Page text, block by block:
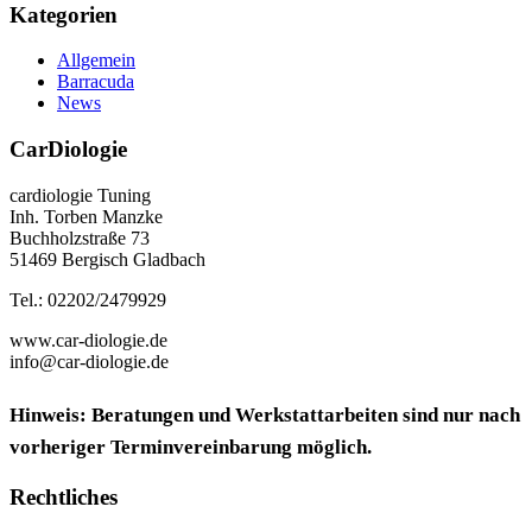
Kategorien
Allgemein
Barracuda
News
CarDiologie
cardiologie Tuning
Inh. Torben Manzke
Buchholzstraße 73
51469 Bergisch Gladbach
Tel.: 02202/2479929
www.car-diologie.de
info@car-diologie.de
Hinweis: Beratungen und Werkstattarbeiten sind nur nach
vorheriger Terminvereinbarung möglich.
Rechtliches